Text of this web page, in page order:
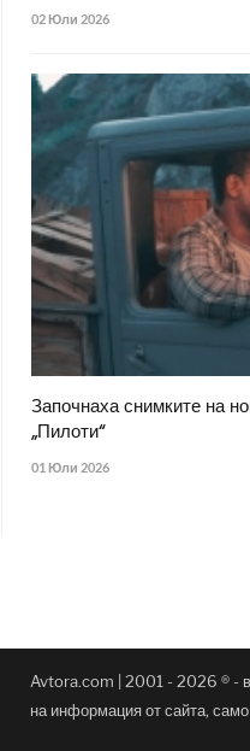
02 Юли 2026
Започнаха снимките на
„Пилоти“
01 Юли 2026
Avtora.com | 2001 - 2026 ® -
на информация от сайта,